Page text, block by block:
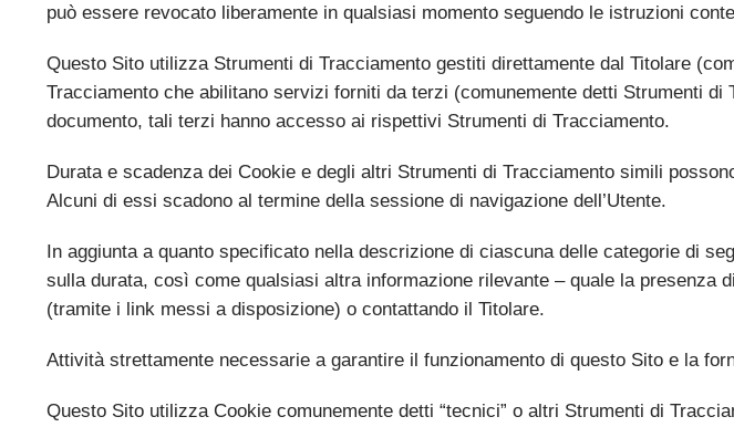
può essere revocato liberamente in qualsiasi momento seguendo le istruzioni
Questo Sito utilizza Strumenti di Tracciamento gestiti direttamente dal Titolare
Tracciamento che abilitano servizi forniti da terzi (comunemente detti Strumenti
documento, tali terzi hanno accesso ai rispettivi Strumenti di Tracciamento.
Durata e scadenza dei Cookie e degli altri Strumenti di Tracciamento simili
Alcuni di essi scadono al termine della sessione di navigazione dell’Utente.
In aggiunta a quanto specificato nella descrizione di ciascuna delle categorie di
sulla durata, così come qualsiasi altra informazione rilevante – quale la
(tramite i link messi a disposizione) o contattando il Titolare.
Attività strettamente necessarie a garantire il funzionamento di questo Sito e la
Questo Sito utilizza Cookie comunemente detti “tecnici” o altri Strumenti di